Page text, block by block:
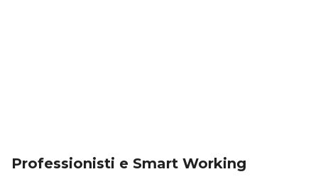
Professionisti e Smart Working